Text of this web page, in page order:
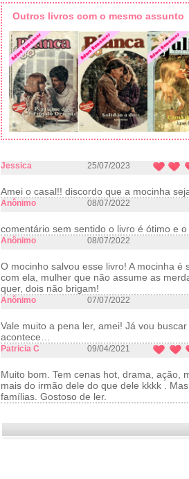
Outros livros com o mesmo assunto
Jessica 25/07/2023
Amei o casal!! discordo que a mocinha
Anônimo 08/07/2022
comentário sem sentido o livro é ótimo e
Anônimo 08/07/2022
O mocinho salvou esse livro! A mocinha
com ela, mulher que não assume as
quer, dois não brigam!
Anônimo 07/07/2022
Vale muito a pena ler, amei! Já vou
acontece…
Patricia C 09/04/2021
Muito bom. Tem cenas hot, drama, ação,
mais do irmão dele do que dele kkkk .
famílias. Gostoso de ler.